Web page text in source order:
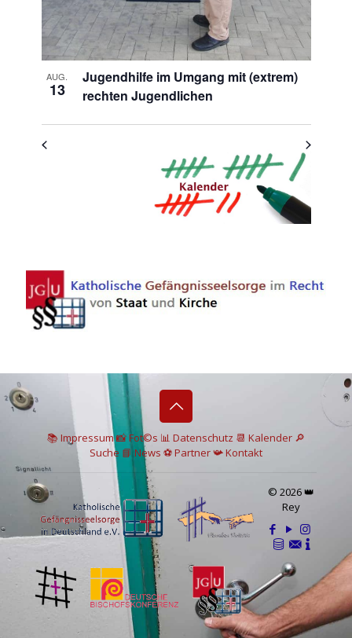
AUG.
13
Jugendhilfe im Umgang mit (extrem)
rechten Jugendlichen
📚 Impressum📸Fot©s 📊 Datenschutz 📆 Kalender 🔎
Suche 📘 News ⚽Partner📯Kontakt
© 2026 👑
Rey